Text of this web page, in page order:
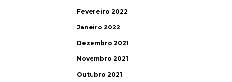
Fevereiro 2022
Janeiro 2022
Dezembro 2021
Novembro 2021
Outubro 2021